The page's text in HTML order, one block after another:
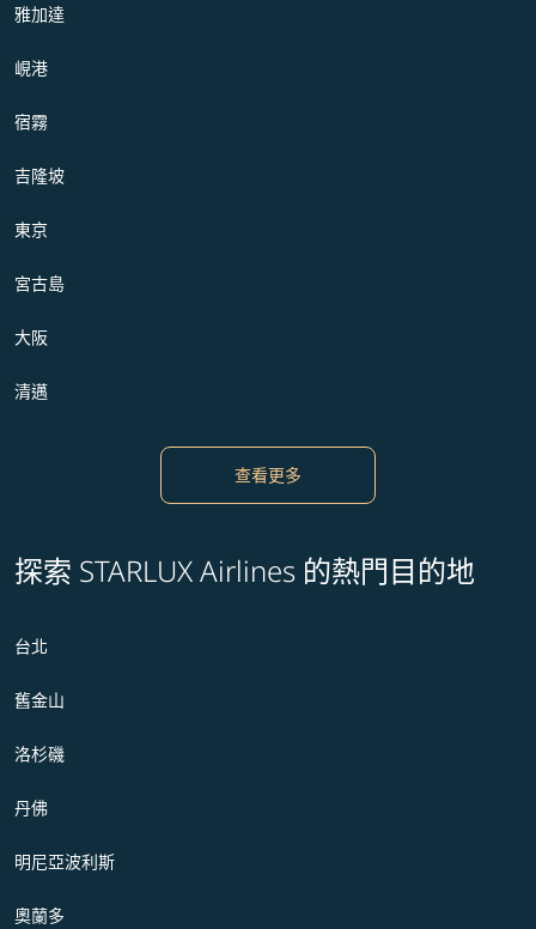
雅加達
峴港
宿霧
吉隆坡
東京
宮古島
大阪
清邁
查看更多
探索 STARLUX Airlines 的熱門目的地
台北
舊金山
洛杉磯
丹佛
明尼亞波利斯
奧蘭多